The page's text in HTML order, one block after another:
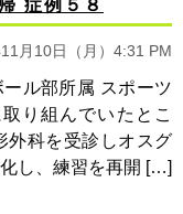
症例５８
月10日（月）4:31 PM
ル部所属 スポーツ
り組んでいたとこ
外科を受診しオスグ
し、練習を再開 […]